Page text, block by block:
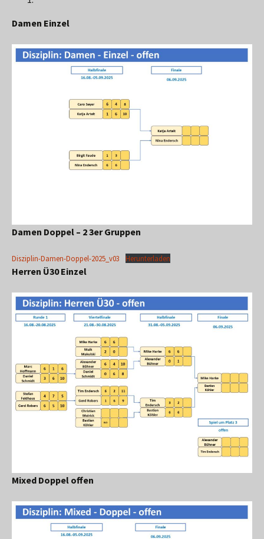
Damen Einzel
Damen Doppel – 2 3er Gruppen
Disziplin-Damen-Doppel-2025_v03 Herunterladen
Herren Ü30 Einzel
Mixed Doppel offen